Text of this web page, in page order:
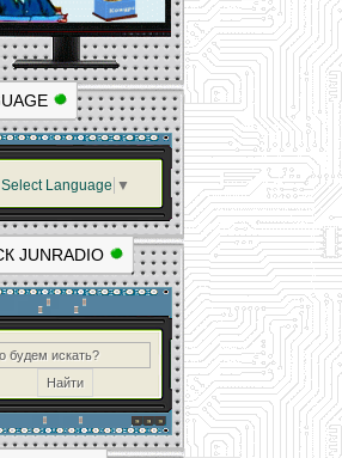
Select Language ▼
JUNRADIO